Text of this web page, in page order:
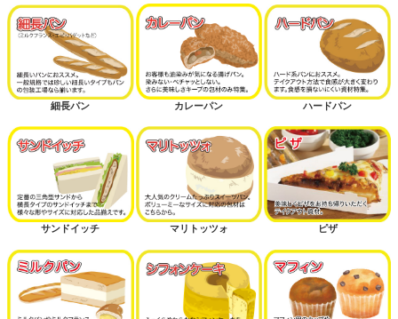
細長パン カレーパン ハードパン
サンドイッチ マリトッツォ ピザ